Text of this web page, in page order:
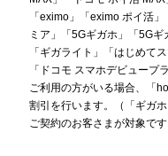
「eximo」「eximo ポイ活
ミア」「5Gギガホ」「5Gギ
「ギガライト」「はじめて
「ドコモ スマホデビュー
ご利用の方がいる場合、「
割引を行います。（「ギガ
ご契約のお客さまが対象です